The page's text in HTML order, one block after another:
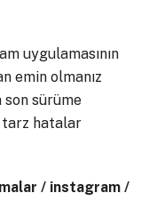
uygulamasının
emin olmanız
sürüme
tarz hatalar
/ instagram /